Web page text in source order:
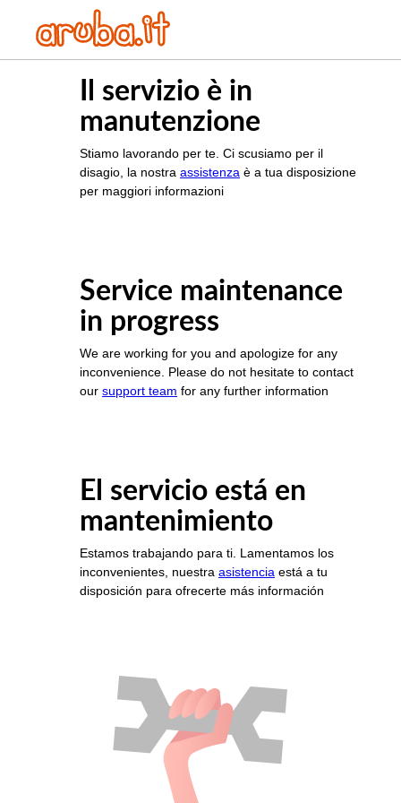
Il servizio è in
manutenzione
Stiamo lavorando per te. Ci scusiamo per il
disagio, la nostra assistenza è a tua disposizione
per maggiori informazioni
Service maintenance
in progress
We are working for you and apologize for any
inconvenience. Please do not hesitate to contact
our support team for any further information
El servicio está en
mantenimiento
Estamos trabajando para ti. Lamentamos los
inconvenientes, nuestra asistencia está a tu
disposición para ofrecerte más información